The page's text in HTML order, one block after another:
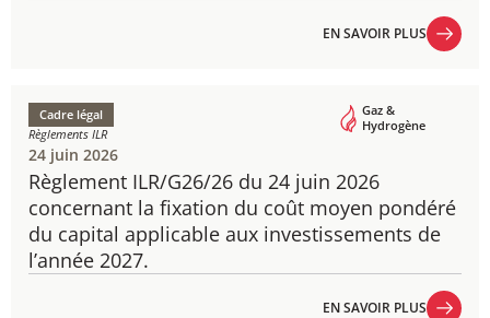
EN SAVOIR PLUS
Règlement ILR/G26/26 du 24 juin 2026
concernant la fixation du coût moyen pondéré
du capital applicable aux investissements de
l’année 2027.
Cadre légal
Règlements ILR
Gaz &
Hydrogène
24 juin 2026
EN SAVOIR PLUS